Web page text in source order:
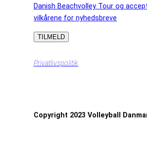
Danish Beachvolley Tour og
vilkårene for nyhedsbreve
Privatlivspolitik
Copyright 2023 Volleyball